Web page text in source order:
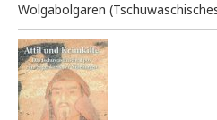
Wolgabolgaren